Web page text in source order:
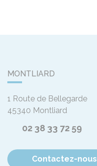
MONTLIARD
1 Route de Bellegarde
45340 Montliard
02 38 33 72 59
Contactez-nous